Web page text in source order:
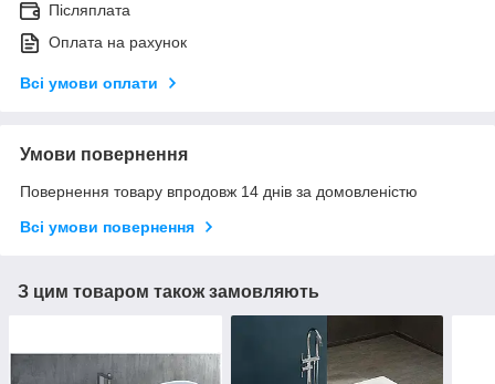
Післяплата
Оплата на рахунок
Всі умови оплати
Умови повернення
Повернення товару впродовж 14 днів за домовленістю
Всі умови повернення
З цим товаром також замовляють